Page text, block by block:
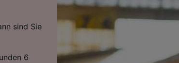
sind Sie
6